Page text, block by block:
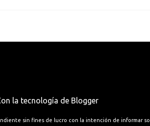
la tecnología de Blogger
sin fines de lucro con la intención de informar